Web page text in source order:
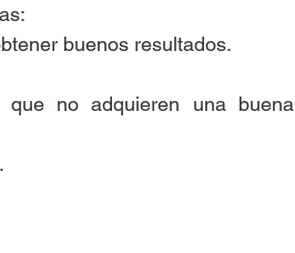
buenos resultados.
no adquieren una buena